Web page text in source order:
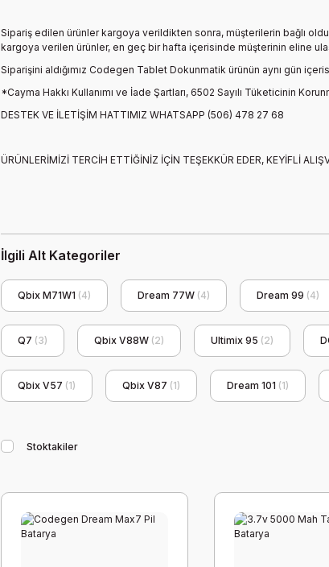
Sipariş edilen ürünler kargoya verildikten sonra, müşterilerin bağlı
kargoya verilen ürünler, en geç bir hafta içerisinde müşterinin eline
Siparişini aldığımızCodegen Tablet Dokunmatik ürünün aynı gün
*Cayma Hakkı Kullanımı ve İade Şartları, 6502 Sayılı Tüketicinin
DESTEK VE İLETİŞİM HATTIMIZ WHATSAPP (506) 478 27 68
ÜRÜNLERİMİZİ TERCİH ETTİĞİNİZ İÇİN TEŞEKKÜR EDER, KEYİFLİ
İlgili Alt Kategoriler
Qbix M71W1 (4) Dream 77W (4) Dream 99 (4)
Q7 (3) Qbix V88W (2) Ultimix 95 (2)
Qbix V57 (1) Qbix V87 (1) Dream 101 (1)
Stoktakiler